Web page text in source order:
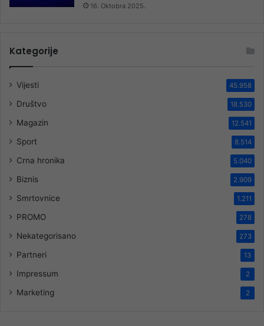
16. Oktobra 2025.
Kategorije
Vijesti 45.958
Društvo 18.530
Magazin 12.541
Sport 8.514
Crna hronika 5.040
Biznis 2.909
Smrtovnice 1.211
PROMO 278
Nekategorisano 273
Partneri 13
Impressum 2
Marketing 2